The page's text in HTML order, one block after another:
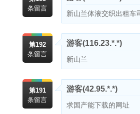
条留言
新山兰体液交织出租车
第192
条留言
游客(116.23.*.*)
新山兰
第191
条留言
游客(42.95.*.*)
求国产能下载的网址